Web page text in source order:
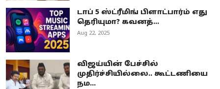
டாப் 5 ஸ்ட்ரீமிங் பிளாட்பார்ம் எது
தெரியுமா? கவனத்...
Aug 22, 2025
விஜய்யின் பேச்சில்
முதிர்ச்சியில்லை.. கூட்டணியை
நம...